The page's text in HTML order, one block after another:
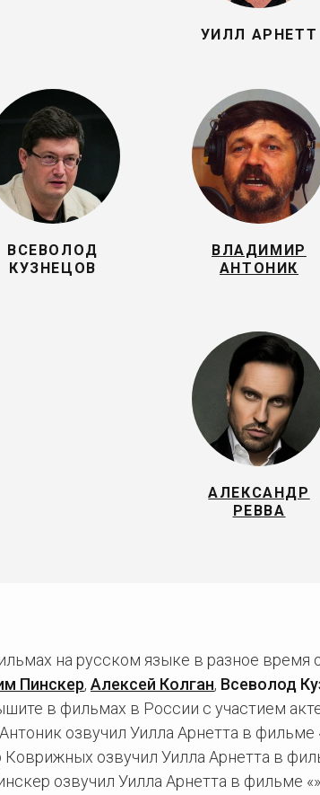
УИЛЛ АРНЕТТ
ВСЕВОЛОД
КУЗНЕЦОВ
ВЛАДИМИР
АНТОНИК
АЛЕКСАНДР
РЕВВА
на русском языке в разное время
Пинскер, Алексей Колган, Всеволод
в фильмах в России с участием
озвучил Уилла Арнетта в фильме
озвучил Уилла Арнетта в
озвучил Уилла Арнетта в фильме